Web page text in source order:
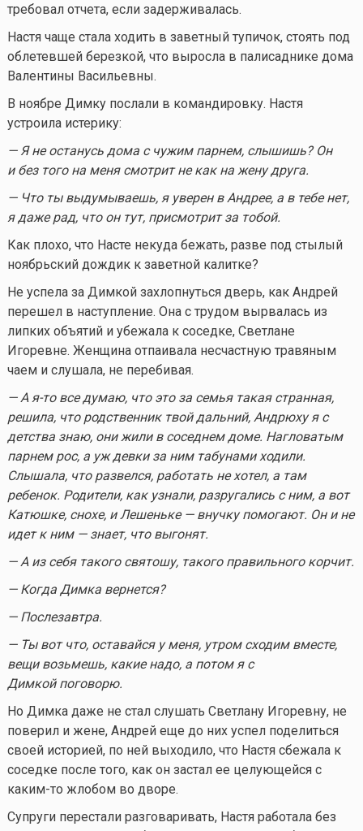
требовал отчета, если задерживалась.
Настя чаще стала ходить в заветный тупичок, стоять под
облетевшей березкой, что выросла в палисаднике дома
Валентины Васильевны.
В ноябре Димку послали в командировку. Настя
устроила истерику:
— Я не останусь дома с чужим парнем, слышишь? Он
и без того на меня смотрит не как на жену друга.
— Что ты выдумываешь, я уверен в Андрее, а в тебе нет,
я даже рад, что он тут, присмотрит за тобой.
Как плохо, что Насте некуда бежать, разве под стылый
ноябрьский дождик к заветной калитке?
Не успела за Димкой захлопнуться дверь, как Андрей
перешел в наступление. Она с трудом вырвалась из
липких объятий и убежала к соседке, Светлане
Игоревне. Женщина отпаивала несчастную травяным
чаем и слушала, не перебивая.
— Ая-товсе думаю, что это за семья такая странная,
решила, что родственник твой дальний, Андрюху я с
детства знаю, они жили в соседнем доме. Нагловатым
парнем рос, а уж девки за ним табунами ходили.
Слышала, что развелся, работать не хотел, а там
ребенок. Родители, как узнали, разругались с ним, а вот
Катюшке, снохе, и Лешеньке — внучку помогают. Он и не
идет к ним — знает, что выгонят.
— А из себя такого святошу, такого правильного корчит.
— Когда Димка вернется?
— Послезавтра.
— Ты вот что, оставайся у меня, утром сходим вместе,
вещи возьмешь, какие надо, а потом я с
Димкой поговорю.
Но Димка даже не стал слушать Светлану Игоревну, не
поверил и жене, Андрей еще до них успел поделиться
своей историей, по ней выходило, что Настя сбежала к
соседке после того, как он застал ее целующейся с
каким-то жлобом во дворе.
Супруги перестали разговаривать, Настя работала без